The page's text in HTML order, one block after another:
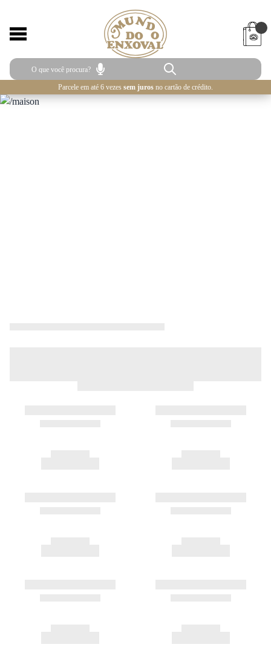
Parcele em até 6 vezes sem juros no cartão de crédito.